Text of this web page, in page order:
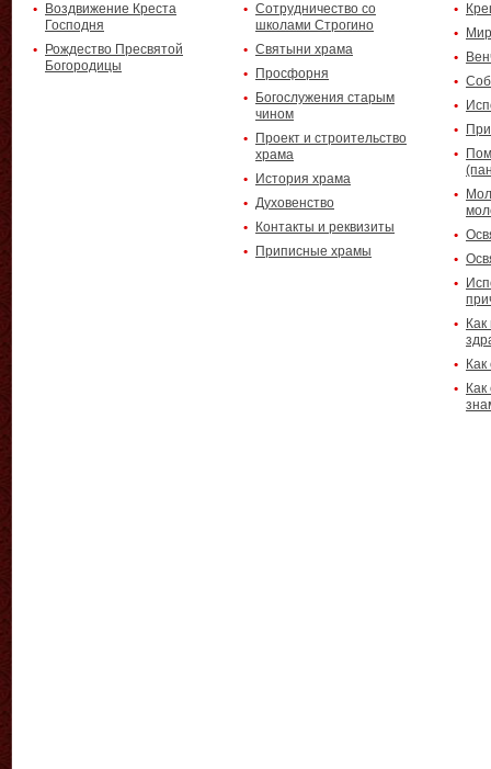
Воздвижение Креста
Господня
Рождество Пресвятой
Богородицы
Сотрудничество со
школами Строгино
Святыни храма
Просфорня
Богослужения старым
чином
Проект и строительство
храма
История храма
Духовенство
Контакты и реквизиты
Приписные храмы
Как